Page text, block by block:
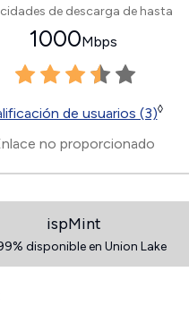
de descarga de hasta
1000Mbps
de usuarios (3)◊
no proporcionado
ispMint
disponible en Union Lake